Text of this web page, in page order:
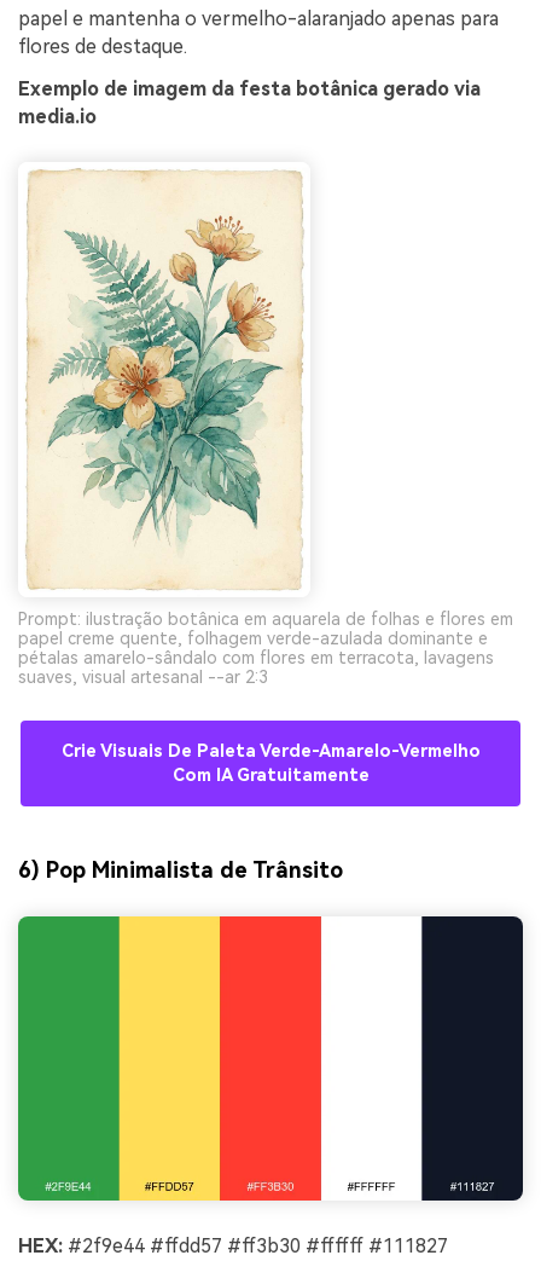
papel e mantenha o vermelho-alaranjado apenas para
flores de destaque.
Exemplo de imagem da festa botânica gerado via
media.io
Prompt: ilustração botânica em aquarela de folhas e flores em
papel creme quente, folhagem verde-azulada dominante e
pétalas amarelo-sândalo com flores em terracota, lavagens
suaves, visual artesanal --ar 2:3
Crie Visuais De Paleta Verde-Amarelo-Vermelho
Com IA Gratuitamente
6) Pop Minimalista de Trânsito
HEX: #2f9e44 #ffdd57 #ff3b30 #ffffff #111827